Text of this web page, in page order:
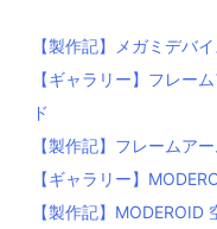
【製作記】メガミデバ
【ギャラリー】フレー
ド
【製作記】フレームア
【ギャラリー】
【製作記】MODEROID